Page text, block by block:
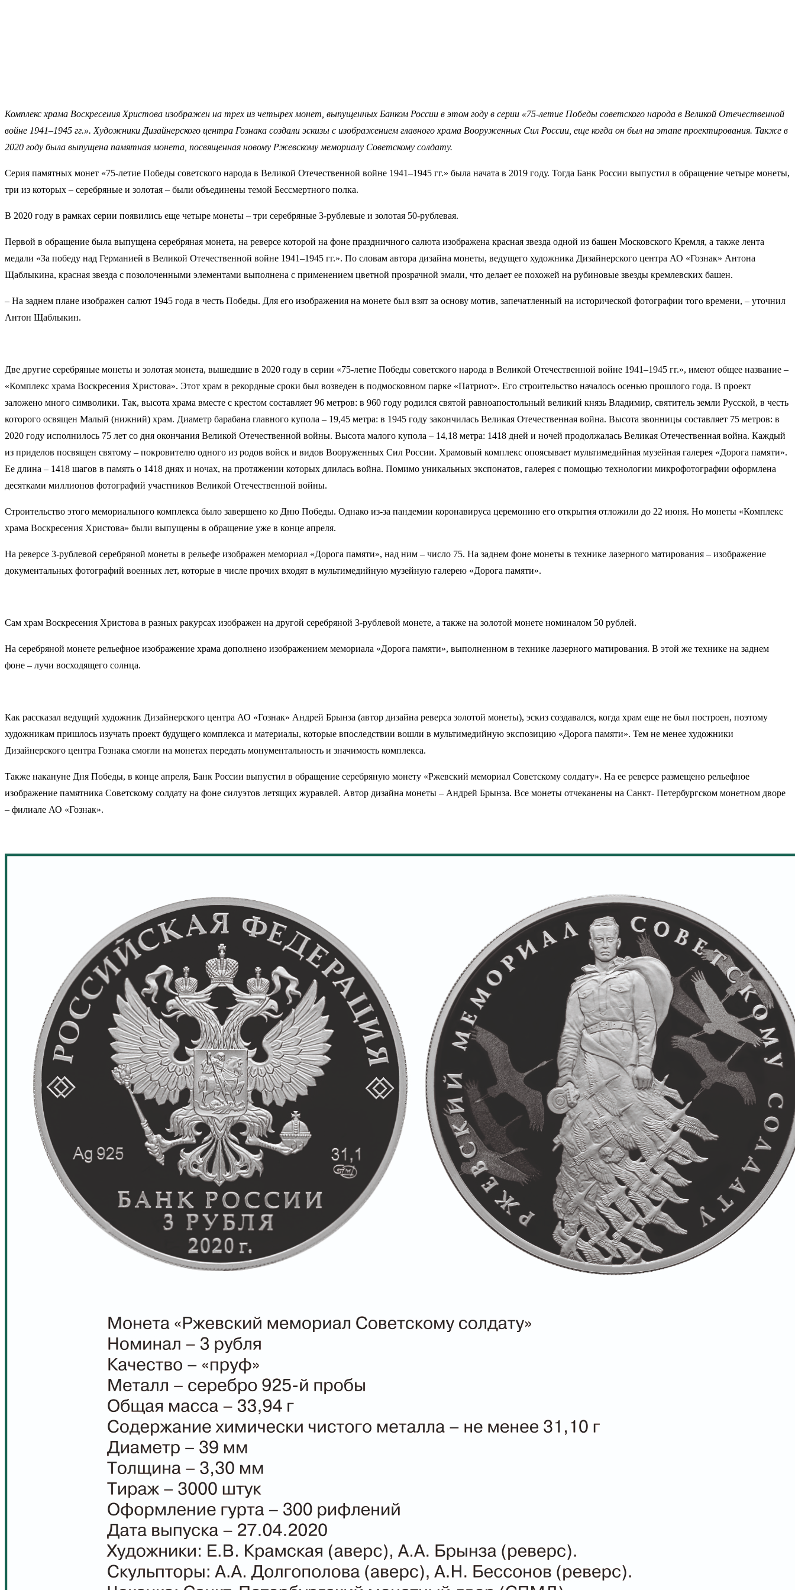
Комплекс храма Воскресения Христова изображен на трех из четырех монет, выпущенных Банком России в этом году в серии «75-летие Победы советского народа в Великой Отечественной
войне 1941–1945 гг.». Художники Дизайнерского центра Гознака создали эскизы с изображением главного храма Вооруженных Сил России, еще когда он был на этапе проектирования. Также в
2020 году была выпущена памятная монета, посвященная новому Ржевскому мемориалу Советскому солдату.
Серия памятных монет «75-летие Победы советского народа в Великой Отечественной войне 1941–1945 гг.» была начата в 2019 году. Тогда Банк России выпустил в обращение четыре монеты,
три из которых – серебряные и золотая – были объединены темой Бессмертного полка.
В 2020 году в рамках серии появились еще четыре монеты – три серебряные 3-рублевые и золотая 50-рублевая.
Первой в обращение была выпущена серебряная монета, на реверсе которой на фоне праздничного салюта изображена красная звезда одной из башен Московского Кремля, а также лента
медали «За победу над Германией в Великой Отечественной войне 1941–1945 гг.». По словам автора дизайна монеты, ведущего художника Дизайнерского центра АО «Гознак» Антона
Щаблыкина, красная звезда с позолоченными элементами выполнена с применением цветной прозрачной эмали, что делает ее похожей на рубиновые звезды кремлевских башен.
– На заднем плане изображен салют 1945 года в честь Победы. Для его изображения на монете был взят за основу мотив, запечатленный на исторической фотографии того времени, – уточнил
Антон Щаблыкин.
Две другие серебряные монеты и золотая монета, вышедшие в 2020 году в серии «75-летие Победы советского народа в Великой Отечественной войне 1941–1945 гг.», имеют общее название –
«Комплекс храма Воскресения Христова». Этот храм в рекордные сроки был возведен в подмосковном парке «Патриот». Его строительство началось осенью прошлого года. В проект
заложено много символики. Так, высота храма вместе с крестом составляет 96 метров: в 960 году родился святой равноапостольный великий князь Владимир, святитель земли Русской, в честь
которого освящен Малый (нижний) храм. Диаметр барабана главного купола – 19,45 метра: в 1945 году закончилась Великая Отечественная война. Высота звонницы составляет 75 метров: в
2020 году исполнилось 75 лет со дня окончания Великой Отечественной войны. Высота малого купола – 14,18 метра: 1418 дней и ночей продолжалась Великая Отечественная война. Каждый
из приделов посвящен святому – покровителю одного из родов войск и видов Вооруженных Сил России. Храмовый комплекс опоясывает мультимедийная музейная галерея «Дорога памяти».
Ее длина – 1418 шагов в память о 1418 днях и ночах, на протяжении которых длилась война. Помимо уникальных экспонатов, галерея с помощью технологии микрофотографии оформлена
десятками миллионов фотографий участников Великой Отечественной войны.
Строительство этого мемориального комплекса было завершено ко Дню Победы. Однако из-за пандемии коронавируса церемонию его открытия отложили до 22 июня. Но монеты «Комплекс
храма Воскресения Христова» были выпущены в обращение уже в конце апреля.
На реверсе 3-рублевой серебряной монеты в рельефе изображен мемориал «Дорога памяти», над ним – число 75. На заднем фоне монеты в технике лазерного матирования – изображение
документальных фотографий военных лет, которые в числе прочих входят в мультимедийную музейную галерею «Дорога памяти».
Сам храм Воскресения Христова в разных ракурсах изображен на другой серебряной 3-рублевой монете, а также на золотой монете номиналом 50 рублей.
На серебряной монете рельефное изображение храма дополнено изображением мемориала «Дорога памяти», выполненном в технике лазерного матирования. В этой же технике на заднем
фоне – лучи восходящего солнца.
Как рассказал ведущий художник Дизайнерского центра АО «Гознак» Андрей Брынза (автор дизайна реверса золотой монеты), эскиз создавался, когда храм еще не был построен, поэтому
художникам пришлось изучать проект будущего комплекса и материалы, которые впоследствии вошли в мультимедийную экспозицию «Дорога памяти». Тем не менее художники
Дизайнерского центра Гознака смогли на монетах передать монументальность и значимость комплекса.
Также накануне Дня Победы, в конце апреля, Банк России выпустил в обращение серебряную монету «Ржевский мемориал Советскому солдату». На ее реверсе размещено рельефное
изображение памятника Советскому солдату на фоне силуэтов летящих журавлей. Автор дизайна монеты – Андрей Брынза. Все монеты отчеканены на Санкт- Петербургском монетном дворе
– филиале АО «Гознак».